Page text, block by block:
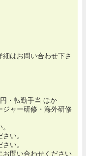
はお問い合わせ下さ
・転勤手当 ほか
ジャー研修・海外研修
い。
い。
お問い合わせください